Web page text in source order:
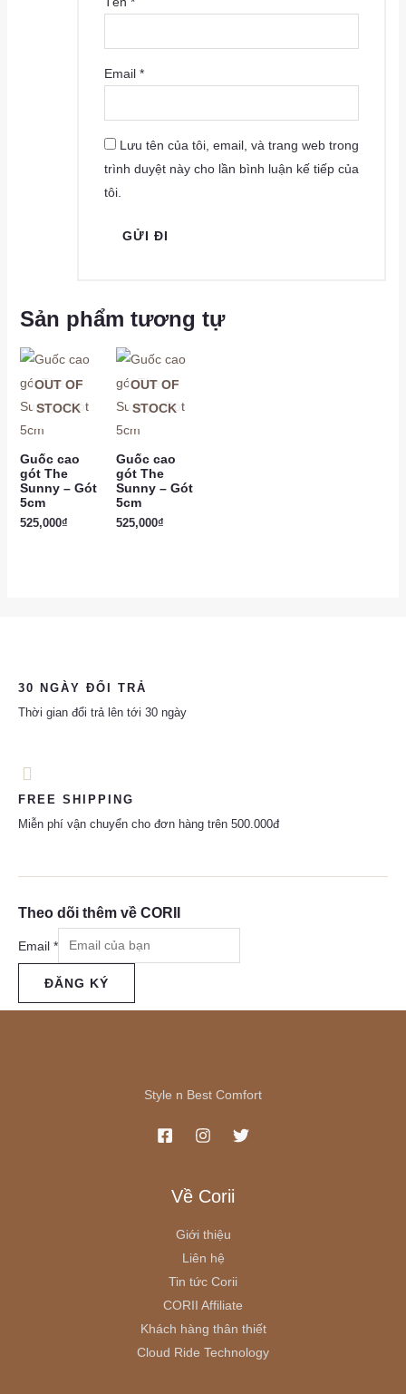
Email*
Lưu tên của tôi, email, và trang web trong
trình duyệt này cho lần bình luận kế tiếp của
tôi.
Sản phẩm tương tự
OUT OF
STOCK
Guốc cao
gót The
Sunny – Gót
5cm
525,000₫
OUT OF
STOCK
Guốc cao
gót The
Sunny – Gót
5cm
525,000₫
30 NGÀY ĐỔI TRẢ
Thời gian đổi trả lên tới 30 ngày
FREE SHIPPING
Miễn phí vận chuyển cho đơn hàng trên 500.000đ
Theo dõi thêm về CORII
Email *
ĐĂNG KÝ
Style n Best Comfort
Về Corii
Giới thiệu
Liên hệ
Tin tức Corii
CORII Affiliate
Khách hàng thân thiết
Cloud Ride Technology